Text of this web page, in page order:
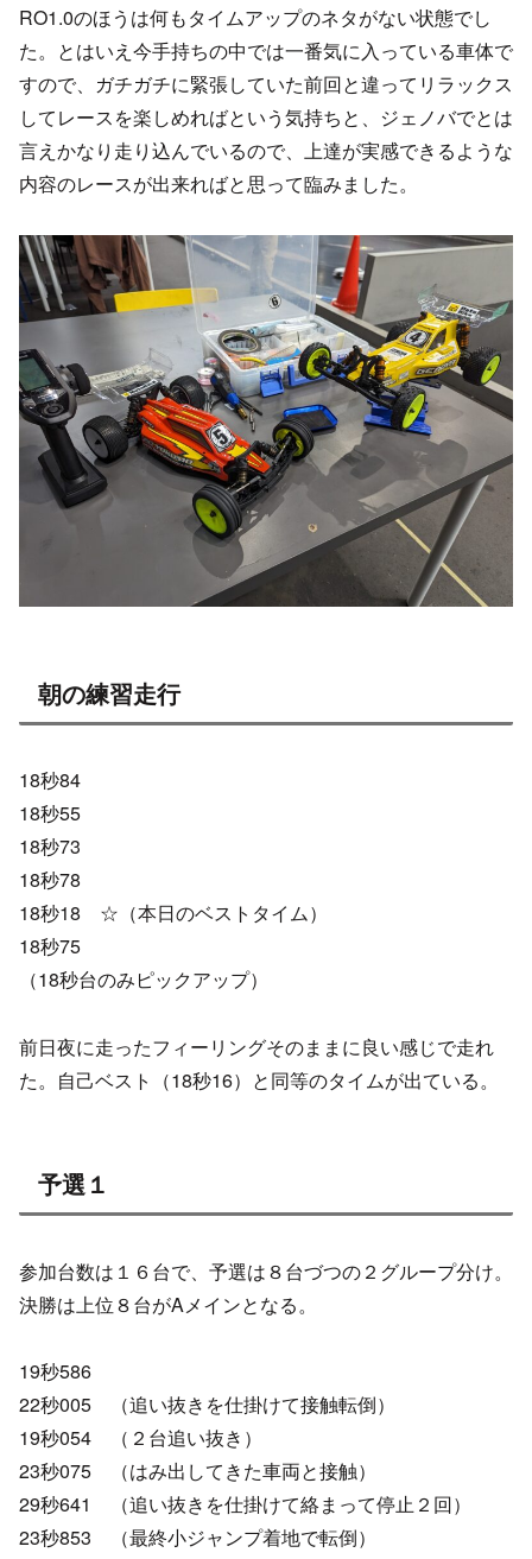
RO1.0のほうは何もタイムアップのネタがない状態でし
た。とはいえ今手持ちの中では一番気に入っている車体で
すので、ガチガチに緊張していた前回と違ってリラックス
してレースを楽しめればという気持ちと、ジェノバでとは
言えかなり走り込んでいるので、上達が実感できるような
内容のレースが出来ればと思って臨みました。
朝の練習走行
18秒84
18秒55
18秒73
18秒78
18秒18 ☆（本日のベストタイム）
18秒75
（18秒台のみピックアップ）
前日夜に走ったフィーリングそのままに良い感じで走れ
た。自己ベスト（18秒16）と同等のタイムが出ている。
予選１
参加台数は１６台で、予選は８台づつの２グループ分け。
決勝は上位８台がAメインとなる。
19秒586
22秒005 （追い抜きを仕掛けて接触転倒）
19秒054 （２台追い抜き）
23秒075 （はみ出してきた車両と接触）
29秒641 （追い抜きを仕掛けて絡まって停止２回）
23秒853 （最終小ジャンプ着地で転倒）